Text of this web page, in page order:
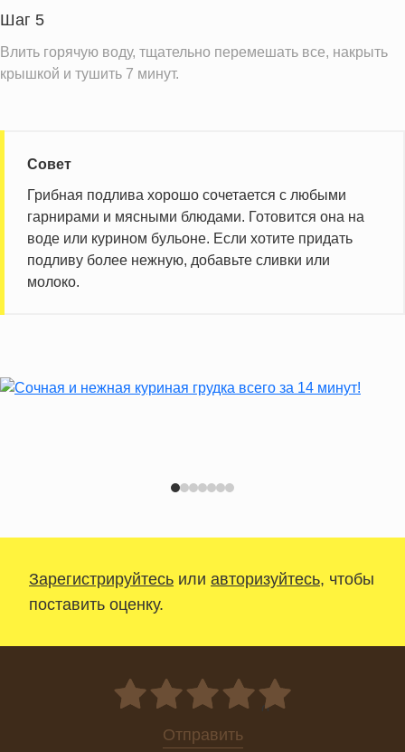
Шаг 5
Влить горячую воду, тщательно перемешать все, накрыть
крышкой и тушить 7 минут.
Совет
Грибная подлива хорошо сочетается с любыми
гарнирами и мясными блюдами. Готовится она на
воде или курином бульоне. Если хотите придать
подливу более нежную, добавьте сливки или
молоко.
Зарегистрируйтесь или авторизуйтесь, чтобы
поставить оценку.
0
Отправить